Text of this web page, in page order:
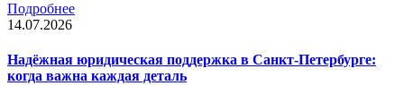
Подробнее
14.07.2026
Надёжная юридическая поддержка в Санкт-Петербурге:
когда важна каждая деталь